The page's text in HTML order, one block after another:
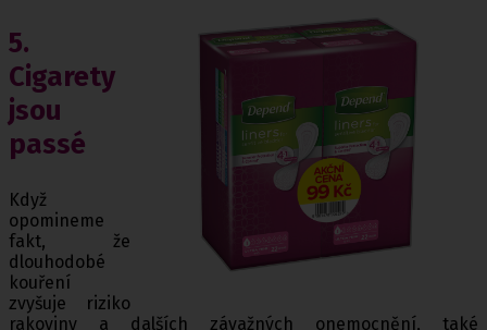
5.
Cigarety
jsou
passé
Když
opomineme
fakt, že
dlouhodobé
kouření
zvyšuje riziko
rakoviny a dalších závažných onemocnění, také